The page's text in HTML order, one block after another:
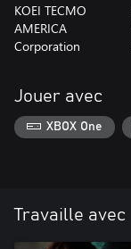
KOEI TECMO
AMERICA
Corporation
Jouer avec
XBOX One
Travaille avec